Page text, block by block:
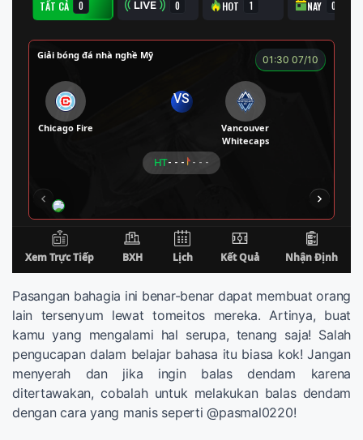
Pasangan bahagia ini benar-benar dapat membuat orang
lain tersenyum lewat tomeitos mereka. Artinya, buat
kamu yang mengalami hal serupa, tenang saja! Salah
pengucapan dalam belajar bahasa itu biasa kok! Jangan
menyerah dan jika ingin balas dendam karena
ditertawakan, cobalah untuk melakukan balas dendam
dengan cara yang manis seperti @pasmal0220!